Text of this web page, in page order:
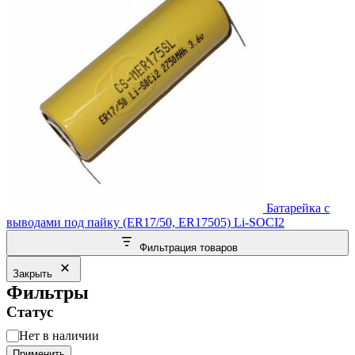
Батарейка с
выводами под пайку (ER17/50, ER17505) Li-SOCI2
Фильтрация товаров
Закрыть
Фильтры
Статус
Статус
Нет в наличии